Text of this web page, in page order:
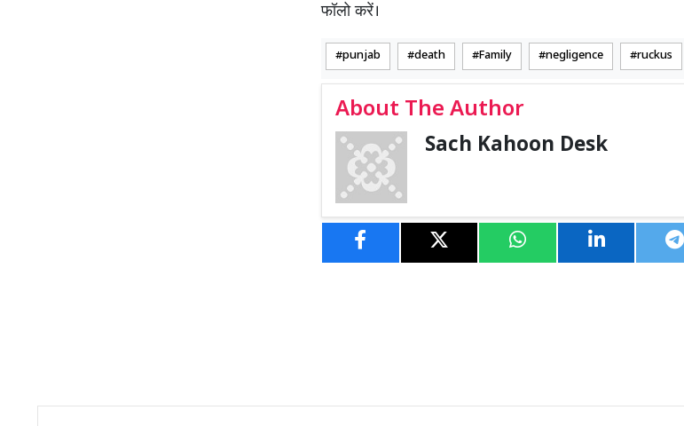
फॉलो करें।
punjab death Family negligence ruckus
About The Author
Sach Kahoon Desk